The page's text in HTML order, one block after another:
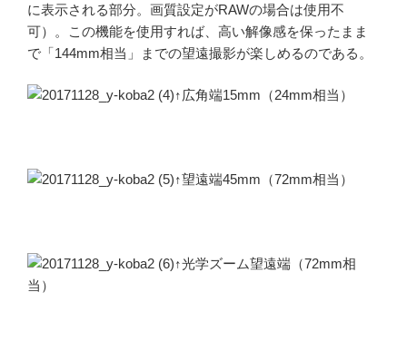
に表示される部分。画質設定がRAWの場合は使用不
可）。この機能を使用すれば、高い解像感を保ったまま
で「144mm相当」までの望遠撮影が楽しめるのである。
↑広角端15mm（24mm相当）
↑望遠端45mm（72mm相当）
↑光学ズーム望遠端（72mm相
当）